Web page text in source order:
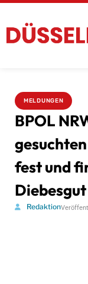
MELDUNGEN
BPOL
fest und
Redaktion